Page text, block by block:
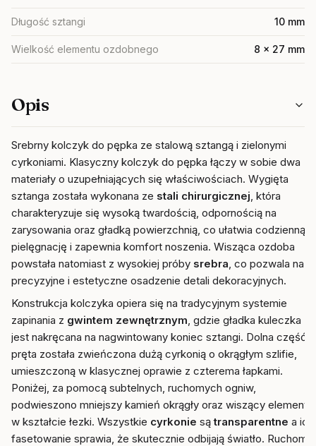
Długość sztangi 10 mm
Wielkość elementu ozdobnego 8 x 27 mm
Opis
Srebrny kolczyk do pępka ze stalową sztangą i zielonymi
cyrkoniami. Klasyczny kolczyk do pępka łączy w sobie dwa
materiały o uzupełniających się właściwościach. Wygięta
sztanga została wykonana ze stali chirurgicznej, która
charakteryzuje się wysoką twardością, odpornością na
zarysowania oraz gładką powierzchnią, co ułatwia codzienną
pielęgnację i zapewnia komfort noszenia. Wisząca ozdoba
powstała natomiast z wysokiej próby srebra, co pozwala na
precyzyjne i estetyczne osadzenie detali dekoracyjnych.
Konstrukcja kolczyka opiera się na tradycyjnym systemie
zapinania z gwintem zewnętrznym, gdzie gładka kuleczka
jest nakręcana na nagwintowany koniec sztangi. Dolna część
pręta została zwieńczona dużą cyrkonią o okrągłym szlifie,
umieszczoną w klasycznej oprawie z czterema łapkami.
Poniżej, za pomocą subtelnych, ruchomych ogniw,
podwieszono mniejszy kamień okrągły oraz wiszący element
w kształcie łezki. Wszystkie cyrkonie sątransparentne a ich
fasetowanie sprawia, że skutecznie odbijają światło. Ruchoma